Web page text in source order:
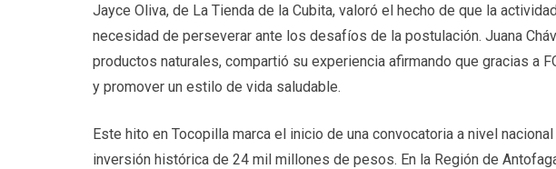
Jayce Oliva, de La Tienda de la Cubita, valoró el hecho de que la
necesidad de perseverar ante los desafíos de la postulación. Juana
productos naturales, compartió su experiencia afirmando que gracias a
y promover un estilo de vida saludable.
Este hito en Tocopilla marca el inicio de una convocatoria a nivel
inversión histórica de 24 mil millones de pesos. En la Región de